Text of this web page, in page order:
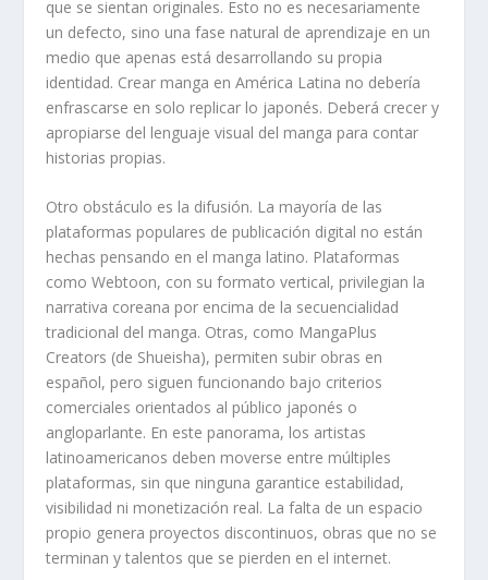
que se sientan originales. Esto no es necesariamente
un defecto, sino una fase natural de aprendizaje en un
medio que apenas está desarrollando su propia
identidad. Crear manga en América Latina no debería
enfrascarse en solo replicar lo japonés. Deberá crecer y
apropiarse del lenguaje visual del manga para contar
historias propias.
Otro obstáculo es la difusión. La mayoría de las
plataformas populares de publicación digital no están
hechas pensando en el manga latino. Plataformas
como Webtoon, con su formato vertical, privilegian la
narrativa coreana por encima de la secuencialidad
tradicional del manga. Otras, como MangaPlus
Creators (de Shueisha), permiten subir obras en
español, pero siguen funcionando bajo criterios
comerciales orientados al público japonés o
angloparlante. En este panorama, los artistas
latinoamericanos deben moverse entre múltiples
plataformas, sin que ninguna garantice estabilidad,
visibilidad ni monetización real. La falta de un espacio
propio genera proyectos discontinuos, obras que no se
terminan y talentos que se pierden en el internet.